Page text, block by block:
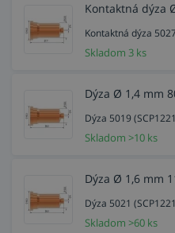
Kontaktná dýza
Kontaktná dýza
Skladom 3 ks
Dýza Ø 1,4 mm
Dýza 5019
Skladom >10 ks
Dýza Ø 1,6 mm
Dýza 5021
Skladom >60 ks